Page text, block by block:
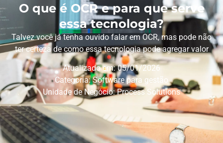
O que é OCR e para que serve
essa tecnologia?
Talvez você já tenha ouvido falar em OCR, mas pode não
ter certeza de como essa tecnologia pode agregar valor
Atualizado em: 05/01/2026
Categoria:Software para gestão
Unidade de Negócio:Process Solutions